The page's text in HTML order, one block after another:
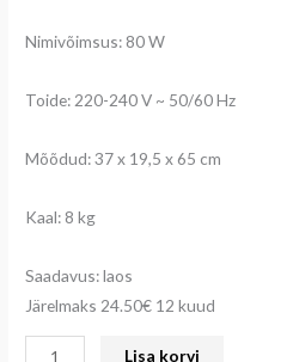
Nimivõimsus: 80 W
Toide: 220-240 V ~ 50/60 Hz
Mõõdud: 37 x 19,5 x 65 cm
Kaal: 8 kg
Saadavus: laos
Järelmaks 24.50€ 12 kuud
Lisa korvi